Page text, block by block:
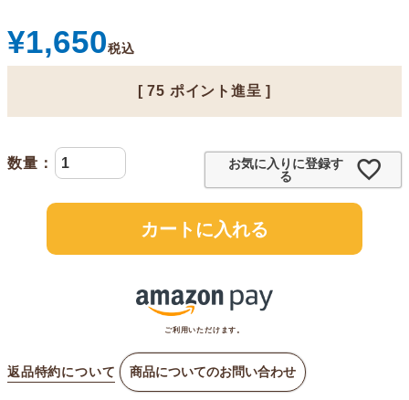
¥1,650税込
[ 75 ポイント進呈 ]
お気に入りに登録す
る
カートに入れる
ご利用いただけます。
返品特約について 商品についてのお問い合わせ